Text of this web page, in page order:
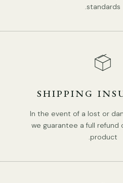
standards.
SHIPPING
In the event of a lost or
we guarantee a full
product.